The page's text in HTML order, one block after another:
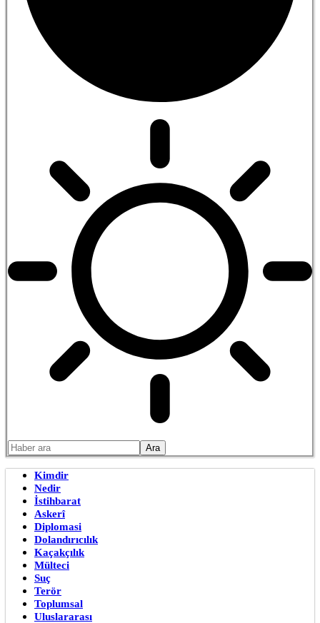
Kimdir
Nedir
İstihbarat
Askerî
Diplomasi
Dolandırıcılık
Kaçakçılık
Mülteci
Suç
Terör
Toplumsal
Uluslararası